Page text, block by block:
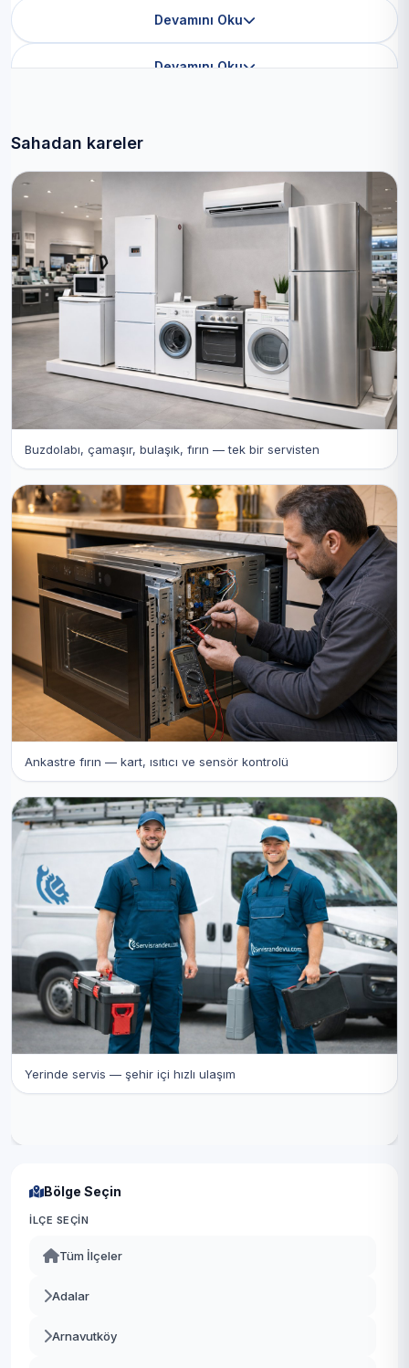
Devamını Oku
Devamını Oku
Sahadan kareler
Buzdolabı, çamaşır, bulaşık, fırın — tek bir servisten
Ankastre fırın — kart, ısıtıcı ve sensör kontrolü
Yerinde servis — şehir içi hızlı ulaşım
Bölge Seçin
İLÇE SEÇIN
Tüm İlçeler
Adalar
Arnavutköy